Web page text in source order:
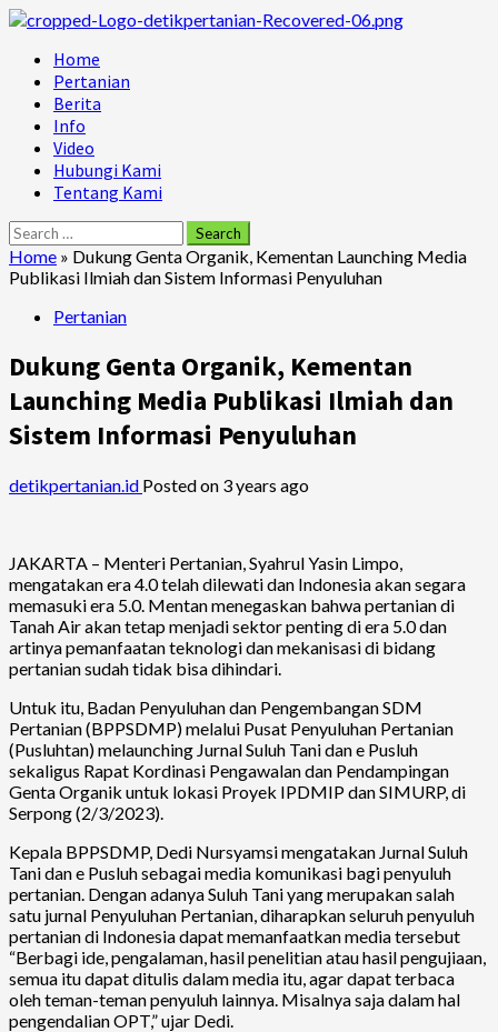
Skip
content
Primary
Menu
Home
Pertanian
Berita
Info
Video
Hubungi Kami
Tentang Kami
Search
for:
Home » Dukung Genta Organik, Kementan Launching Media
Publikasi Ilmiah dan Sistem Informasi Penyuluhan
Pertanian
Dukung Genta Organik, Kementan
Launching Media Publikasi Ilmiah dan
Sistem Informasi Penyuluhan
detikpertanian.id Posted on 3 years ago
JAKARTA – Menteri Pertanian, Syahrul Yasin Limpo,
mengatakan era 4.0 telah dilewati dan Indonesia akan segara
memasuki era 5.0. Mentan menegaskan bahwa pertanian di
Tanah Air akan tetap menjadi sektor penting di era 5.0 dan
artinya pemanfaatan teknologi dan mekanisasi di bidang
pertanian sudah tidak bisa dihindari.
Untuk itu, Badan Penyuluhan dan Pengembangan SDM
Pertanian (BPPSDMP) melalui Pusat Penyuluhan Pertanian
(Pusluhtan) melaunching Jurnal Suluh Tani dan e Pusluh
sekaligus Rapat Kordinasi Pengawalan dan Pendampingan
Genta Organik untuk lokasi Proyek IPDMIP dan SIMURP, di
Serpong (2/3/2023).
Kepala BPPSDMP, Dedi Nursyamsi mengatakan Jurnal Suluh
Tani dan e Pusluh sebagai media komunikasi bagi penyuluh
pertanian. Dengan adanya Suluh Tani yang merupakan salah
satu jurnal Penyuluhan Pertanian, diharapkan seluruh penyuluh
pertanian di Indonesia dapat memanfaatkan media tersebut
“Berbagi ide, pengalaman, hasil penelitian atau hasil pengujiaan,
semua itu dapat ditulis dalam media itu, agar dapat terbaca
oleh teman-teman penyuluh lainnya. Misalnya saja dalam hal
pengendalian OPT,” ujar Dedi.